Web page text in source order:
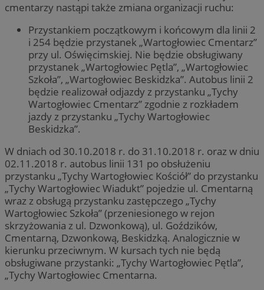
cmentarzy nastąpi także zmiana organizacji ruchu:
Przystankiem początkowym i końcowym dla linii 2
i 254 będzie przystanek „Wartogłowiec Cmentarz”
przy ul. Oświęcimskiej. Nie będzie obsługiwany
przystanek „Wartogłowiec Pętla”, „Wartogłowiec
Szkoła”, „Wartogłowiec Beskidzka”. Autobus linii 2
będzie realizował odjazdy z przystanku „Tychy
Wartogłowiec Cmentarz” zgodnie z rozkładem
jazdy z przystanku „Tychy Wartogłowiec
Beskidzka”.
W dniach od 30.10.2018 r. do 31.10.2018 r. oraz w dniu
02.11.2018 r. autobus linii 131 po obsłużeniu
przystanku „Tychy Wartogłowiec Kościół” do przystanku
„Tychy Wartogłowiec Wiadukt” pojedzie ul. Cmentarną
wraz z obsługą przystanku zastępczego „Tychy
Wartogłowiec Szkoła” (przeniesionego w rejon
skrzyżowania z ul. Dzwonkową), ul. Goździków,
Cmentarną, Dzwonkową, Beskidzką. Analogicznie w
kierunku przeciwnym. W kursach tych nie będą
obsługiwane przystanki: „Tychy Wartogłowiec Pętla”,
„Tychy Wartogłowiec Cmentarna.